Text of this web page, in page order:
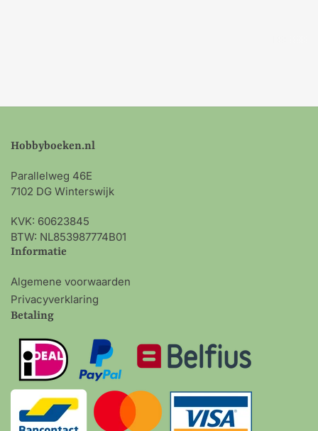
Hobbyboeken.nl
Parallelweg 46E
7102 DG Winterswijk
KVK: 60623845
BTW: NL853987774B01
Informatie
Algemene voorwaarden
Privacyverklaring
Betaling